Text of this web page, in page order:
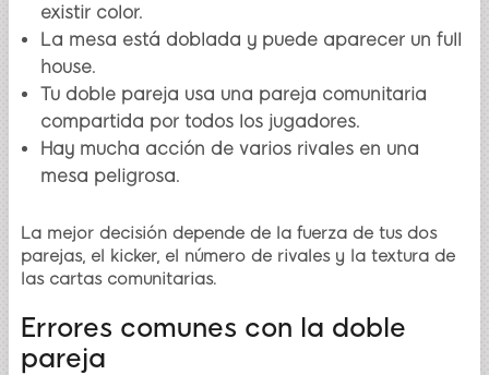
existir color.
La mesa está doblada y puede aparecer un full
house.
Tu doble pareja usa una pareja comunitaria
compartida por todos los jugadores.
Hay mucha acción de varios rivales en una
mesa peligrosa.
La mejor decisión depende de la fuerza de tus dos
parejas, el kicker, el número de rivales y la textura de
las cartas comunitarias.
Errores comunes con la doble
pareja